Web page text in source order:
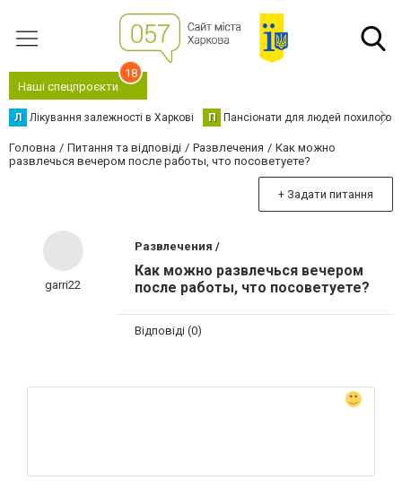
Наші спецпроєкти
18
Л Лікування залежності в Харкові П Пансіонати для людей похилого
Головна Питання та відповіді Развлечения
Как можно
развлечься вечером после работы, что посоветуете?
+ Задати питання
garri22
Развлечения /
Как можно развлечься вечером
после работы, что посоветуете?
Відповіді (0)